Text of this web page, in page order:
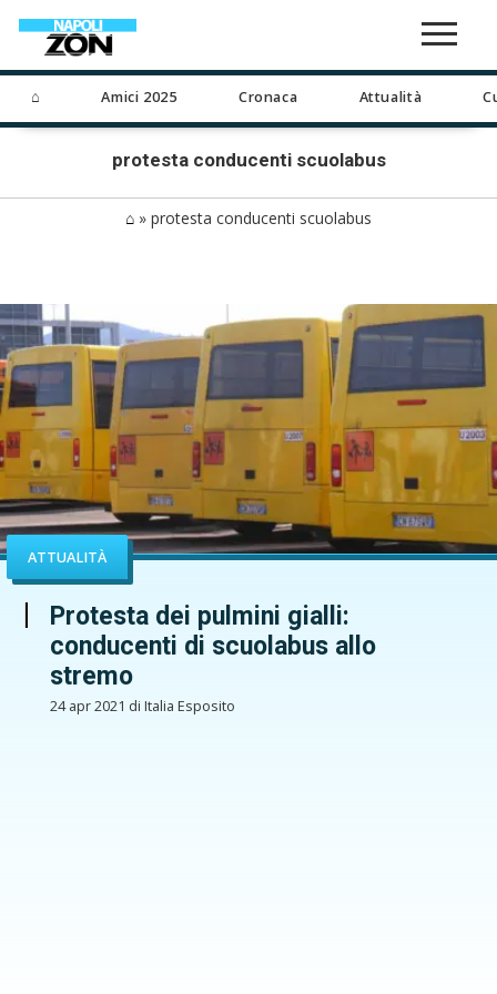
⌂ Amici 2025 Cronaca Attualità
protesta conducenti scuolabus
⌂ » protesta conducenti scuolabus
ATTUALITÀ
Protesta dei pulmini gialli:
conducenti di scuolabus allo
stremo
24 apr 2021 di Italia Esposito